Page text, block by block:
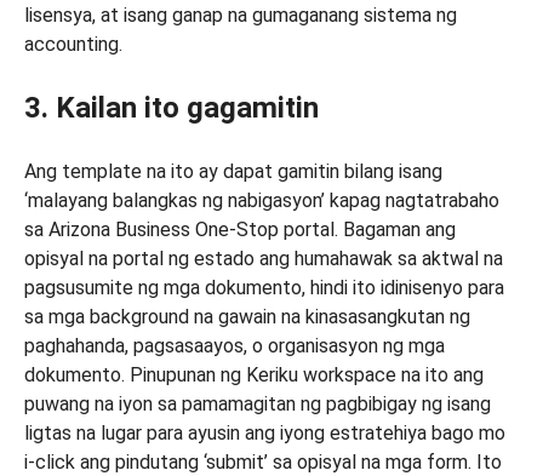
lisensya, at isang ganap na gumaganang sistema ng
accounting.
3. Kailan ito gagamitin
Ang template na ito ay dapat gamitin bilang isang
‘malayang balangkas ng nabigasyon’ kapag nagtatrabaho
sa Arizona Business One-Stop portal. Bagaman ang
opisyal na portal ng estado ang humahawak sa aktwal na
pagsusumite ng mga dokumento, hindi ito idinisenyo para
sa mga background na gawain na kinasasangkutan ng
paghahanda, pagsasaayos, o organisasyon ng mga
dokumento. Pinupunan ng Keriku workspace na ito ang
puwang na iyon sa pamamagitan ng pagbibigay ng isang
ligtas na lugar para ayusin ang iyong estratehiya bago mo
i-click ang pindutang ‘submit’ sa opisyal na mga form. Ito